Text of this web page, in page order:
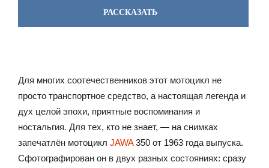
РАССКАЗАТЬ
Для многих соотечественников этот мотоцикл не
просто транспортное средство, а настоящая легенда и
дух целой эпохи, приятные воспоминания и
ностальгия. Для тех, кто не знает, — на снимках
запечатлён мотоцикл JAWA350 от 1963 года выпуска.
Сфотографирован он в двух разных состояниях: сразу